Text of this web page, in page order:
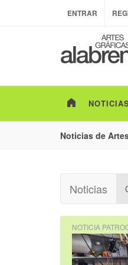
ENTRAR
Noticias de
de envases con un
Noticias
NOTICIA